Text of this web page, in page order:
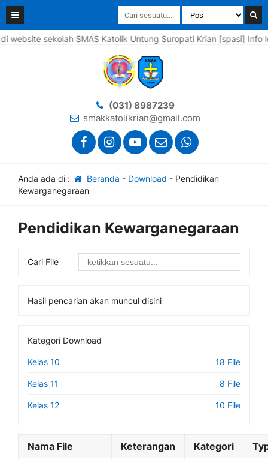
sekolah SMAS Katolik Untung Suropati Krian [spasi] Info
(031) 8987239
smakkatolikrian@gmail.com
Anda ada di : Beranda - Download - Pendidikan
Kewarganegaraan
Pendidikan Kewarganegaraan
Cari File
Hasil pencarian akan muncul disini
Kategori Download
Kelas 10 18 File
Kelas 11 8 File
Kelas 12 10 File
Nama File Keterangan Kategori